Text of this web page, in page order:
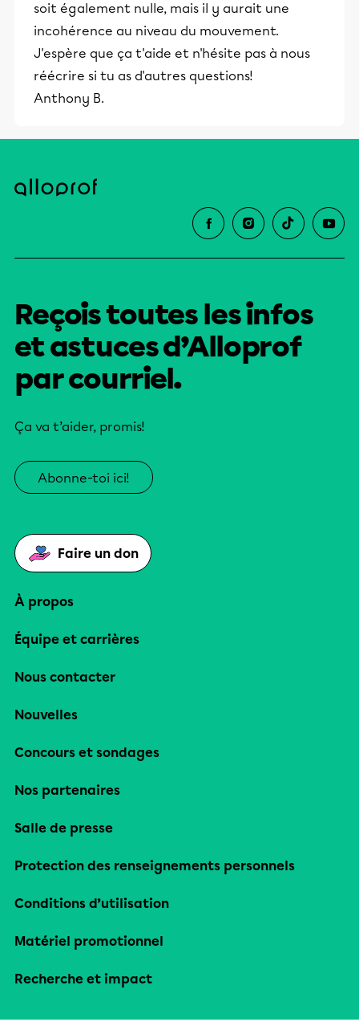
soit également nulle, mais il y aurait une
incohérence au niveau du mouvement.
J'espère que ça t'aide et n'hésite pas à nous
réécrire si tu as d'autres questions!
Anthony B.
Reçois toutes les infos
et astuces d’Alloprof
par courriel.
Ça va t’aider, promis!
Abonne-toi ici!
Faire un don
À propos
Équipe et carrières
Nous contacter
Nouvelles
Concours et sondages
Nos partenaires
Salle de presse
Protection des renseignements personnels
Conditions d’utilisation
Matériel promotionnel
Recherche et impact